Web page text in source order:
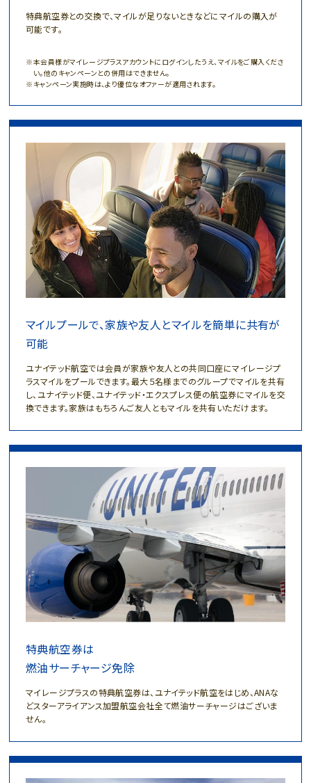
特典航空券との交換で、マイルが足りないときなどにマイルの購入が
可能です。
本会員様がマイレージプラスアカウントにログインしたうえ、マイルをご購入くださ
い。他のキャンペーンとの併用はできません。
キャンペーン実施時は、より優位なオファーが適用されます。
マイルプールで、家族や友人とマイルを簡単に共有が
可能
ユナイテッド航空では会員が家族や友人との共同口座にマイレージプ
ラスマイルをプールできます。最大５名様までのグループでマイルを共有
し、ユナイテッド便、ユナイテッド・エクスプレス便の航空券にマイルを交
換できます。家族はもちろんご友人ともマイルを共有いただけます。
特典航空券は
燃油サーチャージ免除
マイレージプラスの特典航空券は、 ユナイテッド航空をはじめ、ANAな
どスターアライアンス加盟航空会社全て燃油サーチャージはございま
せん。